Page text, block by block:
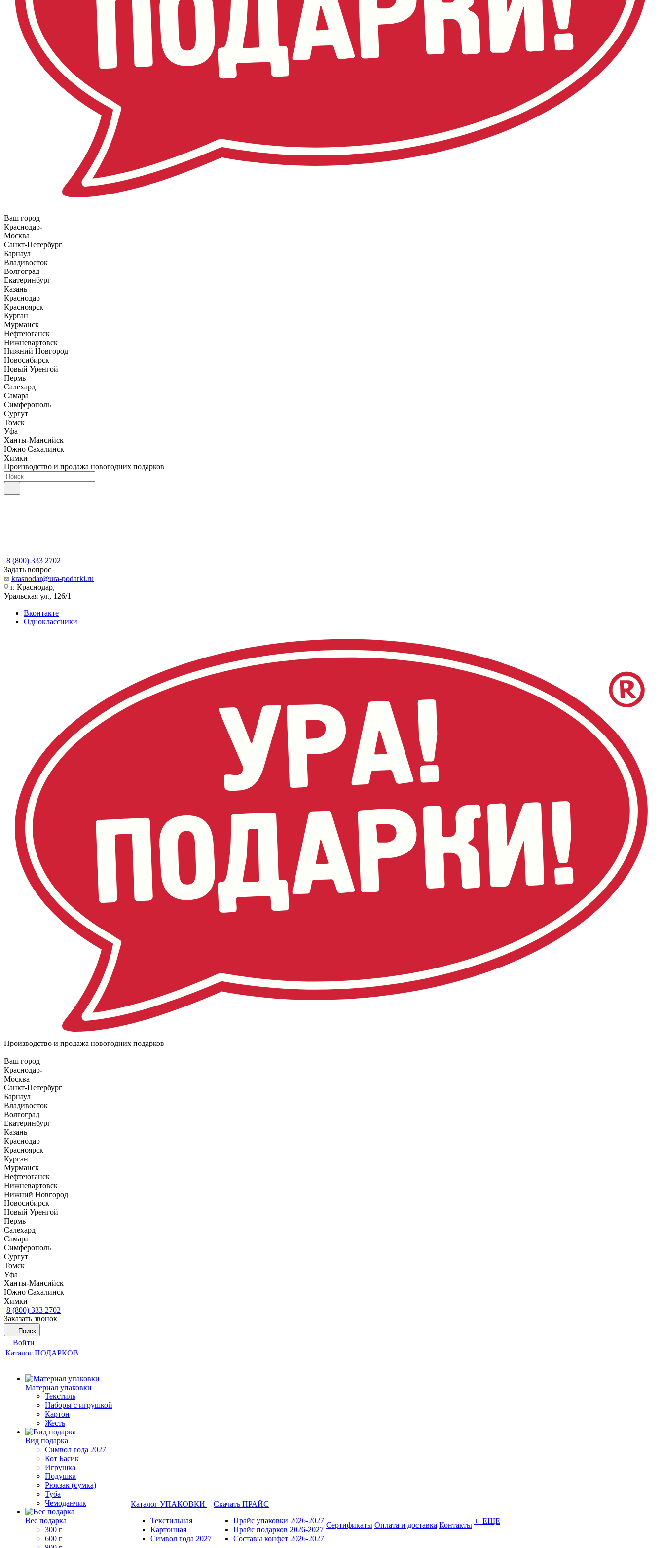
Ваш город
Краснодар
Москва
Санкт-Петербург
Барнаул
Владивосток
Волгоград
Екатеринбург
Казань
Краснодар
Красноярск
Курган
Мурманск
Нефтеюганск
Нижневартовск
Нижний Новгород
Новосибирск
Новый Уренгой
Пермь
Салехард
Самара
Симферополь
Сургут
Томск
Уфа
Ханты-Мансийск
Южно Сахалинск
Химки
Производство и продажа новогодних подарков
8 (800) 333 2702
Задать вопрос
krasnodar@ura-podarki.ru
г. Краснодар,
Уральская ул., 126/1
Вконтакте
Одноклассники
Производство и продажа новогодних подарков
Ваш город
Краснодар
Москва
Санкт-Петербург
Барнаул
Владивосток
Волгоград
Екатеринбург
Казань
Краснодар
Красноярск
Курган
Мурманск
Нефтеюганск
Нижневартовск
Нижний Новгород
Новосибирск
Новый Уренгой
Пермь
Салехард
Самара
Симферополь
Сургут
Томск
Уфа
Ханты-Мансийск
Южно Сахалинск
Химки
8 (800) 333 2702
Заказать звонок
Поиск
Войти
Каталог ПОДАРКОВ
Материал упаковки
Текстиль
Наборы с игрушкой
Картон
Жесть
Вид подарка
Символ года 2027
Кот Басик
Игрушка
Подушка
Рюкзак (сумка)
Туба
Чемоданчик
Вес подарка
300 г
600 г
Каталог УПАКОВКИ
Текстильная
Картонная
Символ года 2027
Скачать ПРАЙС
Прайс упаковки 2026-2027
Прайс подарков 2026-2027
Составы конфет 2026-2027
Сертификаты Оплата и доставка Контакты + ЕЩЕ